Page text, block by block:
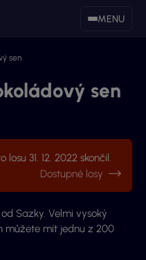
MENU
sen
sen
31. 12. 2022 skončil.
Dostupné losy
Sazky. Velmi vysoký
můžete mít jednu z 200